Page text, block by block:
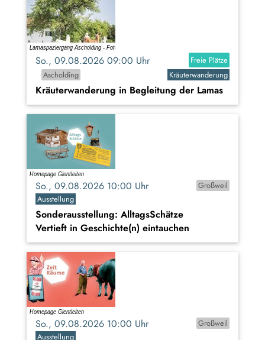
So., 09.08.2026 09:00 Uhr
Freie Plätze
Ascholding
Kräuterwanderung
Kräuterwanderung in Begleitung der Lamas
So., 09.08.2026 10:00 Uhr
Großweil
Ausstellung
Sonderausstellung: AlltagsSchätze
Vertieft in Geschichte(n) eintauchen
So., 09.08.2026 10:00 Uhr
Großweil
Ausstellung